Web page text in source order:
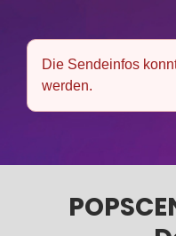
Die Sendeinfos
werden.